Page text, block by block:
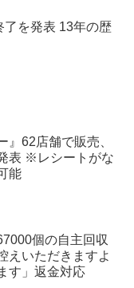
了を発表 13年の歴
』62店舗で販売、
表 ※レシートがな
能
個の自主回収
えいただきますよ
す」返金対応